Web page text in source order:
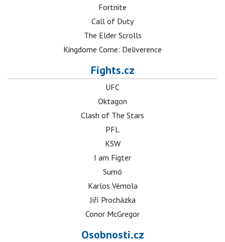
Fortnite
Call of Duty
The Elder Scrolls
Kingdome Come: Deliverence
Fights.cz
UFC
Oktagon
Clash of The Stars
PFL
KSW
I am Figter
Sumó
Karlos Vémola
Jiří Procházka
Conor McGregor
Osobnosti.cz